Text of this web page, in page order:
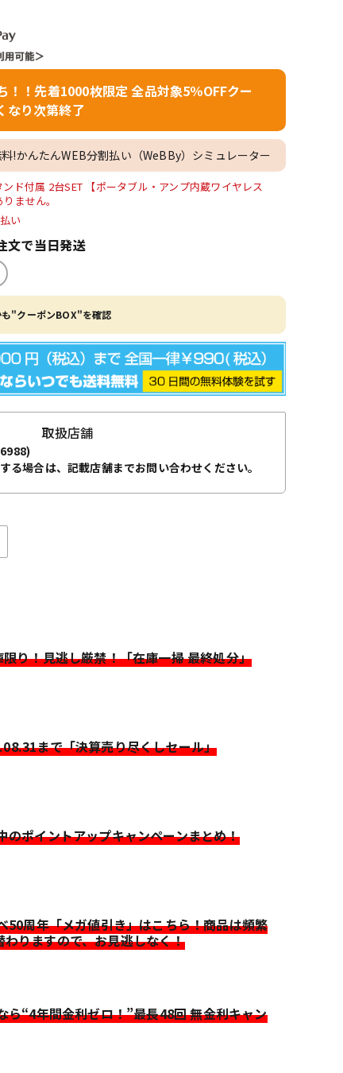
！！先着1000枚限定 全品対象5％OFFクー
り次第終了
!かんたんWEB分割払い（WeBBy）シミュレーター
ンド付属 2台SET 【ポータブル・アンプ内蔵ワイヤレス
ません。
い
文で当日発送
"クーポンBOX"を確認
取扱店舗
る場合は、記載店舗までお問い合わせください。
り！見逃し厳禁！「在庫一掃 最終処分」
まで「決算売り尽くしセール」
のポイントアップキャンペーンまとめ！
50周年「メガ値引き」はこちら！商品は頻繁
わりますので、お見逃しなく！
ら“4年間金利ゼロ！”最長48回 無金利キャン